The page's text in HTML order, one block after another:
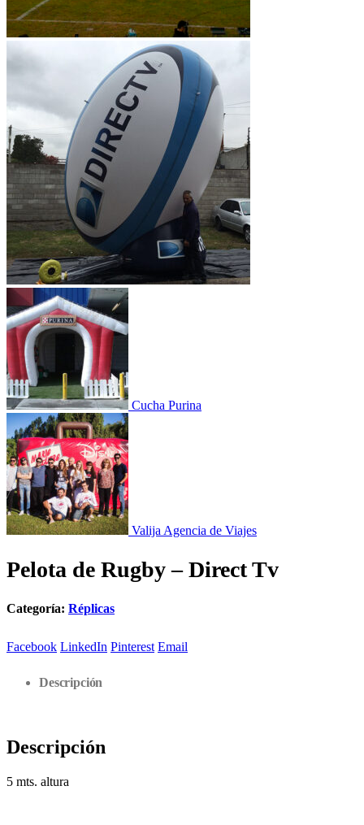
Cucha Purina
Valija Agencia de Viajes
Pelota de Rugby – Direct Tv
Categoría: Réplicas
Facebook LinkedIn Pinterest Email
Descripción
Descripción
5 mts. altura